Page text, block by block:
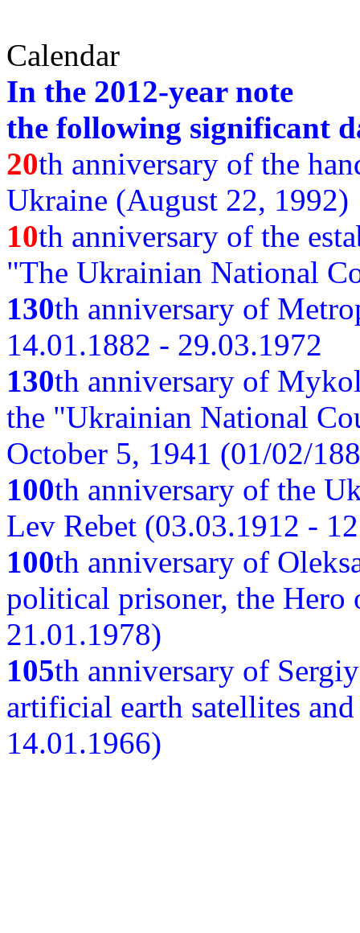
Calendar
In the 2012-year note
the following significant
20th anniversary of the
Ukraine (August 22, 1992)
10th anniversary of the
"The Ukrainian National
130th anniversary of
14.01.1882 - 29.03.1972
130th anniversary of
the "Ukrainian National
October 5, 1941 (01/02/
100th anniversary of the
Lev Rebet (03.03.1912 -
100th anniversary of
political prisoner, the
21.01.1978)
105th anniversary of
artificial earth satellites
14.01.1966)